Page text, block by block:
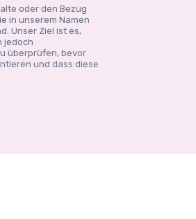
oder den Bezug
in unserem Namen
Unser Ziel ist es,
jedoch
überprüfen, bevor
und dass diese